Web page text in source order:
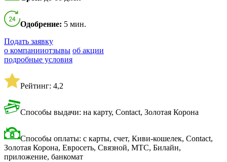
Одобрение: 5 мин.
Подать заявку
о компанииотзывы об акции
подробные условия
Рейтинг: 4,2
Способы выдачи: на карту, Contact, Золотая Корона
Способы оплаты: с карты, счет, Киви-кошелек, Contact,
Золотая Корона, Евросеть, Связной, МТС, Билайн,
приложение, банкомат